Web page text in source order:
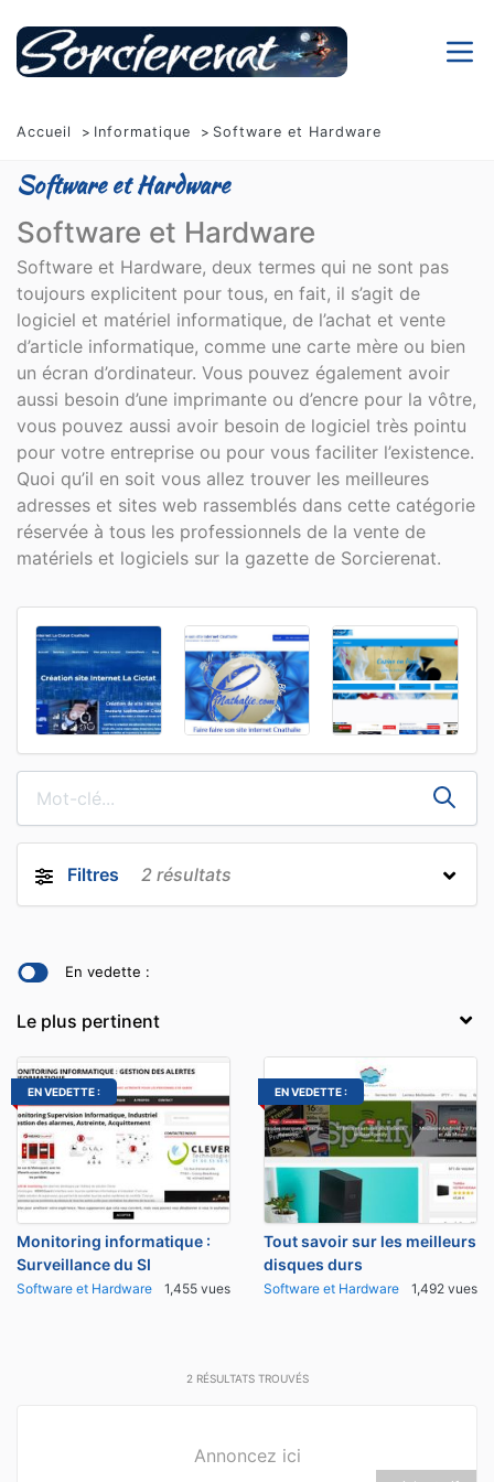
Accueil Informatique Software et Hardware
Software et Hardware
Software et Hardware
Software et Hardware, deux termes qui ne sont pas
toujours explicitent pour tous, en fait, il s’agit de
logiciel et matériel informatique, de l’achat et vente
d’article informatique, comme une carte mère ou bien
un écran d’ordinateur. Vous pouvez également avoir
aussi besoin d’une imprimante ou d’encre pour la vôtre,
vous pouvez aussi avoir besoin de logiciel très pointu
pour votre entreprise ou pour vous faciliter l’existence.
Quoi qu’il en soit vous allez trouver les meilleures
adresses et sites web rassemblés dans cette catégorie
réservée à tous les professionnels de la vente de
matériels et logiciels sur la gazette de Sorcierenat.
Filtres 2 résultats
En vedette :
EN VEDETTE :
Monitoring informatique :
Surveillance du SI
Software et Hardware 1,455 vues
EN VEDETTE :
Tout savoir sur les meilleurs
disques durs
Software et Hardware 1,492 vues
2 RÉSULTATS TROUVÉS
Annoncez ici